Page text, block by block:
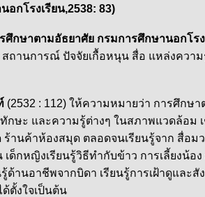
อกโรงเรียน,2538: 83)
ศึกษาตามอัธยาศัย กรมการศึกษานอกโรง
ถานการณ์ ปัจจัยเกื้อหนุน สื่อ แหล่งควา
(2532 : 112) ให้ความหมายว่า การศึกษ
กษะ และความรู้ต่างๆ ในสภาพแวดล้อม
านค้าห้องสมุด ตลอดจนเรียนรู้จาก สื่อม
ด็กหญิงเรียนรู้วิธีทำกับข้าว การเลี้ยงน้อ
รู้ด้านอาชีพจากบิดา เรียนรู้การเฝ้าดูและ
ตั้งใจเป็นต้น